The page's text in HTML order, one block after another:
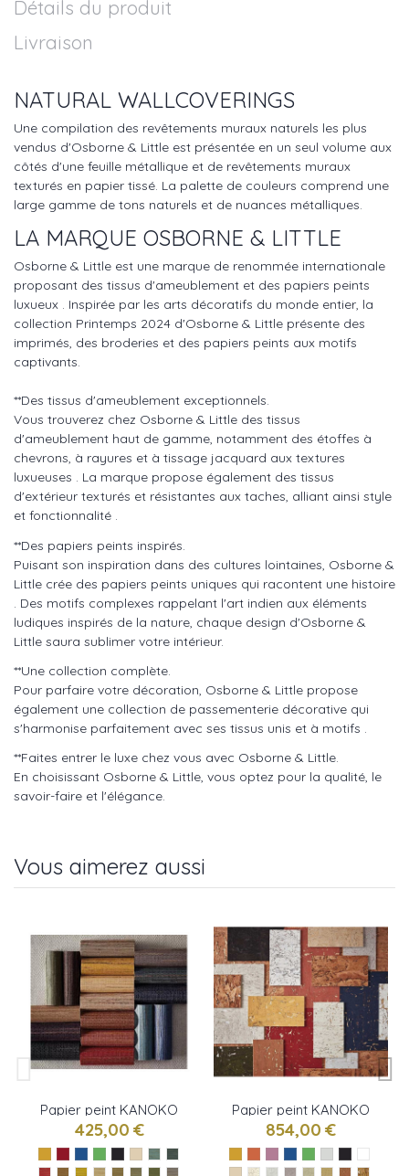
Détails du produit
Livraison
NATURAL WALLCOVERINGS
Une compilation des revêtements muraux naturels les plus
vendus d'Osborne & Little est présentée en un seul volume aux
côtés d'une feuille métallique et de revêtements muraux
texturés en papier tissé. La palette de couleurs comprend une
large gamme de tons naturels et de nuances métalliques.
LA MARQUE OSBORNE & LITTLE
Osborne & Little est une marque de renommée internationale
proposant des tissus d'ameublement et des papiers peints
luxueux . Inspirée par les arts décoratifs du monde entier, la
collection Printemps 2024 d'Osborne & Little présente des
imprimés, des broderies et des papiers peints aux motifs
captivants.
**Des tissus d'ameublement exceptionnels.
Vous trouverez chez Osborne & Little des tissus
d'ameublement haut de gamme, notamment des étoffes à
chevrons, à rayures et à tissage jacquard aux textures
luxueuses . La marque propose également des tissus
d'extérieur texturés et résistantes aux taches, alliant ainsi style
et fonctionnalité .
**Des papiers peints inspirés.
Puisant son inspiration dans des cultures lointaines, Osborne &
Little crée des papiers peints uniques qui racontent une histoire
. Des motifs complexes rappelant l'art indien aux éléments
ludiques inspirés de la nature, chaque design d'Osborne &
Little saura sublimer votre intérieur.
**Une collection complète.
Pour parfaire votre décoration, Osborne & Little propose
également une collection de passementerie décorative qui
s'harmonise parfaitement avec ses tissus unis et à motifs .
**Faites entrer le luxe chez vous avec Osborne & Little.
En choisissant Osborne & Little, vous optez pour la qualité, le
savoir-faire et l'élégance.
Vous aimerez aussi
Papier peint KANOKO
GRASSCLOTH 2 de
Osborne & little
425,00 €
Papier peint KANOKO
CORK de Osborne &
little
854,00 €